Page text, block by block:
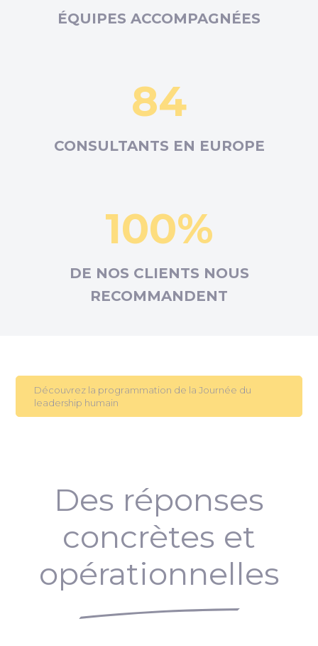
ÉQUIPES ACCOMPAGNÉES
84
CONSULTANTS EN EUROPE
100%
DE NOS CLIENTS NOUS
RECOMMANDENT
Découvrez la programmation de la Journée du
leadership humain
Des réponses
concrètes et
opérationnelles